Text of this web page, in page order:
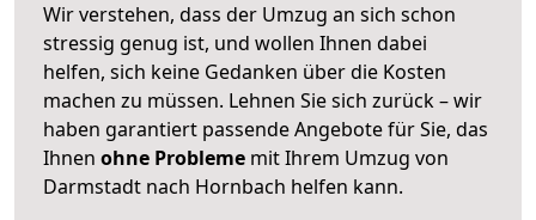
Wir verstehen, dass der Umzug an sich schon
stressig genug ist, und wollen Ihnen dabei
helfen, sich keine Gedanken über die Kosten
machen zu müssen. Lehnen Sie sich zurück – wir
haben garantiert passende Angebote für Sie, das
Ihnen ohne Probleme mit Ihrem Umzug von
Darmstadt nach Hornbach helfen kann.